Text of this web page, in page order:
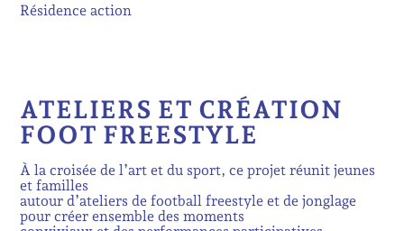
Résidence action
ATELIERS ET CRÉATION
FOOT FREESTYLE
À la croisée de l’art et du sport, ce projet réunit jeunes
et familles
autour d’ateliers de football freestyle et de jonglage
pour créer ensemble des moments